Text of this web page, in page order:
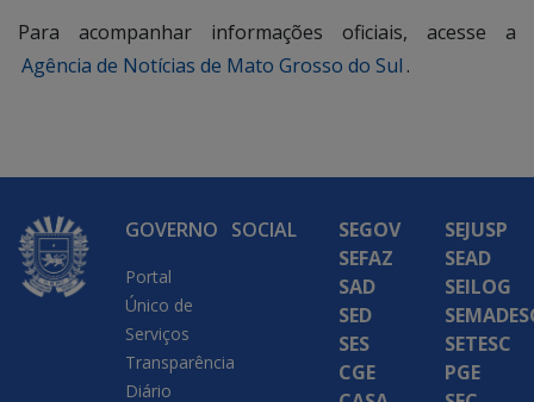
Para acompanhar informações oficiais, acesse a
Agência de Notícias de Mato Grosso do Sul .
GOVERNO
Portal
Único de
Serviços
Transparência
Diário
SOCIAL
SEGOV
SEFAZ
SAD
SED
SES
CGE
SEJUSP
SEAD
SEILOG
SETESC
PGE